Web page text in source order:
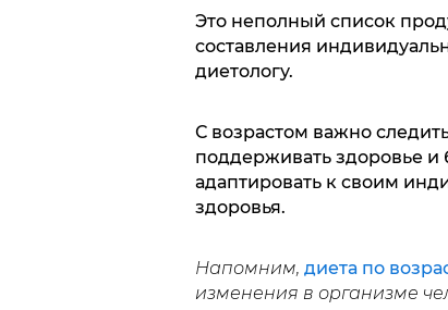
Это неполный список
составления
диетологу.
С возрастом важно
поддерживать здоровье и
адаптировать к своим
здоровья.
Напомним, диета по
изменения в организме